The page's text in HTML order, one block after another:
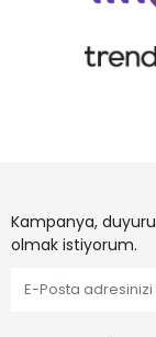
Kampanya,
olmak istiyorum.